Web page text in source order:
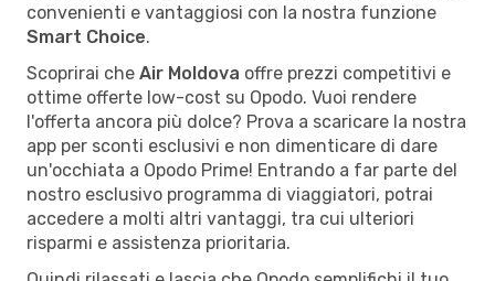
convenienti e vantaggiosi con la nostra funzione
Smart Choice.
Scoprirai che Air Moldova offre prezzi competitivi e
ottime offerte low-cost su Opodo. Vuoi rendere
l'offerta ancora più dolce? Prova a scaricare la nostra
app per sconti esclusivi e non dimenticare di dare
un'occhiata a Opodo Prime! Entrando a far parte del
nostro esclusivo programma di viaggiatori, potrai
accedere a molti altri vantaggi, tra cui ulteriori
risparmi e assistenza prioritaria.